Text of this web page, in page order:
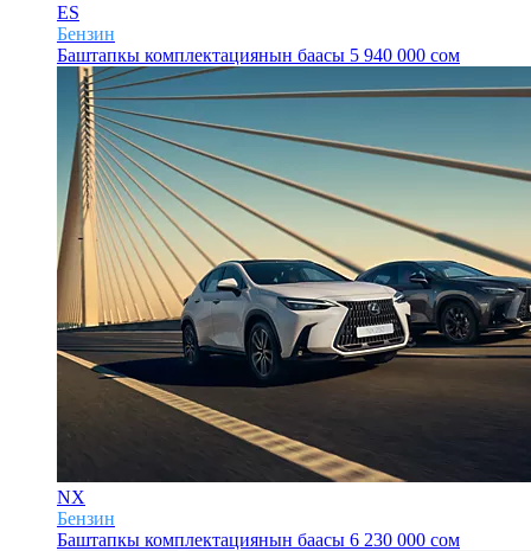
ES
Бензин
Баштапкы комплектациянын баасы 5 940 000 сом
NX
Бензин
Баштапкы комплектациянын баасы 6 230 000 сом